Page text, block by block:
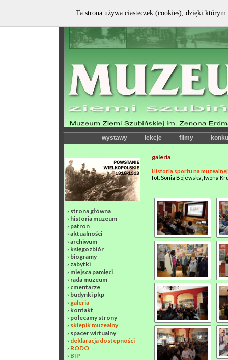
wystawy lekcje filmy
› strona główna
› historia muzeum
› patron
› aktualności
› archiwum
› księgozbiór
› biogramy
› zabytki
› miejsca pamięci
› rada muzeum
› cmentarze
› budynki pkp
› galeria
› kontakt
› polecamy strony
› sklepik muzealny
› spacer wirtualny
› deklaracja dostepności
› RODO
› BIP
galeria
Historia sportu na
fot. Sonia Bojewska, Iwona
Ta strona używa ciasteczek (cookies), dzięki